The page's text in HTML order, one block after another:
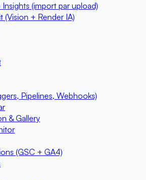
(import par upload)
(Vision + Render IA)
Pipelines, Webhooks)
& Gallery
(GSC + GA4)